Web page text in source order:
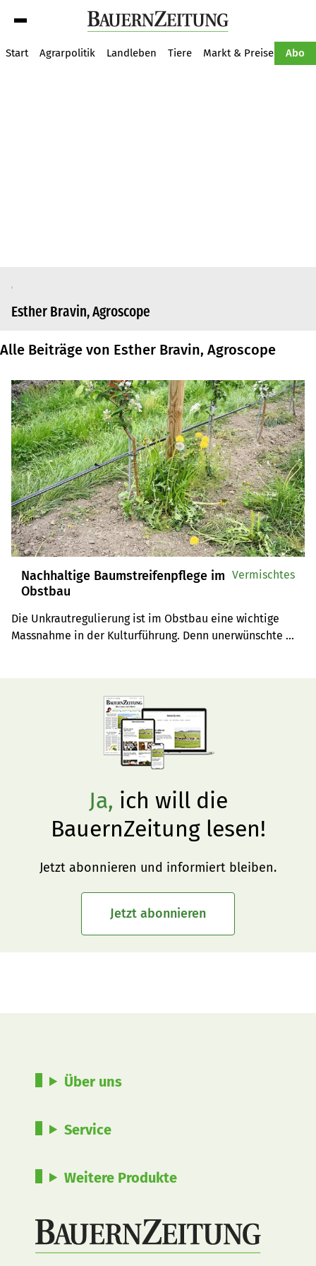
Start Agrarpolitik Landleben Tiere Markt & Preise Abo
Esther Bravin, Agroscope
Alle Beiträge von Esther Bravin, Agroscope
Nachhaltige Baumstreifenpflege im
Obstbau
Die Unkrautregulierung ist im Obstbau eine wichtige
Massnahme in der Kulturführung. Denn unerwünschte
Vermischtes
Ja, ich will die
BauernZeitung lesen!
Jetzt abonnieren und informiert bleiben.
Jetzt abonnieren
Über uns
Service
Weitere Produkte